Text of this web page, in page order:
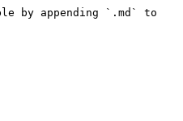
by appending `.md` to